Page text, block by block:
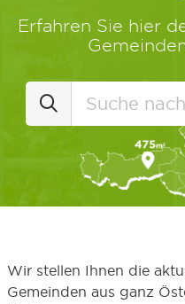
Erfahren Sie hier
Wir stellen Ihnen die
Gemeinden aus ganz